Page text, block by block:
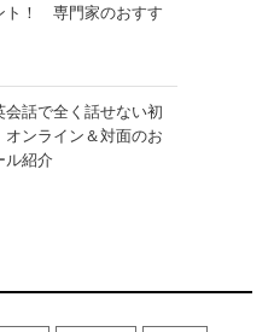
ト！ 専門家のおすす
会話で全く話せない初
ンライン＆対面のお
ル紹介